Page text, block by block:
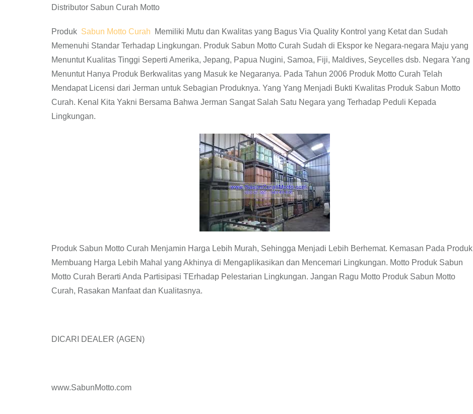
Distributor Sabun Curah Motto
Produk Sabun Motto Curah
Memiliki Mutu dan Kwalitas yang Bagus Via Quality Kontrol yang Ketat dan Sudah
Memenuhi Standar Terhadap Lingkungan. Produk Sabun Motto Curah Sudah di Ekspor ke Negara-negara Maju yang
Menuntut Kualitas Tinggi Seperti Amerika, Jepang, Papua Nugini, Samoa, Fiji, Maldives, Seycelles dsb. Negara Yang
Menuntut Hanya Produk Berkwalitas yang Masuk ke Negaranya. Pada Tahun 2006 Produk Motto Curah Telah
Mendapat Licensi dari Jerman untuk Sebagian Produknya. Yang Yang Menjadi Bukti Kwalitas Produk Sabun Motto
Curah. Kenal Kita Yakni Bersama Bahwa Jerman Sangat Salah Satu Negara yang Terhadap Peduli Kepada
Lingkungan.
Produk Sabun Motto Curah Menjamin Harga Lebih Murah, Sehingga Menjadi Lebih Berhemat. Kemasan Pada Produk
Membuang Harga Lebih Mahal yang Akhinya di Mengaplikasikan dan Mencemari Lingkungan. Motto Produk Sabun
Motto Curah Berarti Anda Partisipasi TErhadap Pelestarian Lingkungan. Jangan Ragu Motto Produk Sabun Motto
Curah, Rasakan Manfaat dan Kualitasnya.
DICARI DEALER (AGEN)
www.SabunMotto.com